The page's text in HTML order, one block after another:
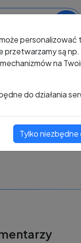
388
Oceń ten numer
są np.
na
do działania
Tylko niezbędne